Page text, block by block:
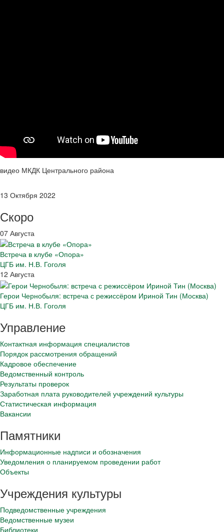
видео МКДК Центрального района
13 Октября 2022
Скоро
07 Августа
Встреча в клубе «Опора»
ЦГБ им. Н.В. Гоголя
12 Августа
Герои Чернобыля: встреча с режиссёром Ириной Тин (Москва)
ЦГБ им. Н.В. Гоголя
Управление
Контактная информация специалистов
Порядок рассмотрения обращений
Кадровое обеспечение
Ведомственный контроль
Результаты проверок
Заработная плата руководителей учреждений культуры
Статистическая информация
Вакансии
Памятники
Информационные надписи и обозначения
Уведомления о планируемом проведении работ
Объекты
Учреждения культуры
Подведомственные учреждения
Ведомственные музеи
Библиотеки